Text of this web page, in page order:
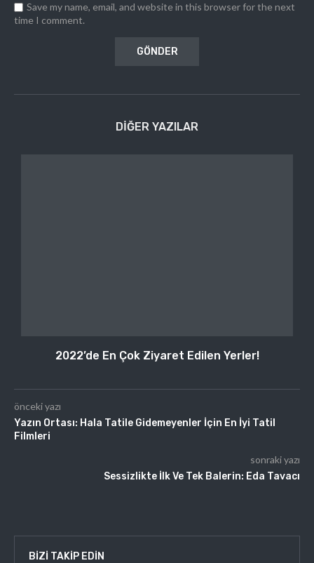
Save my name, email, and website in this browser for the next
time I comment.
DIĞER YAZILAR
2022’de En Çok Ziyaret Edilen Yerler!
önceki yazı
Yazın Ortası: Hala Tatile Gidemeyenler İçin En İyi Tatil
Filmleri
sonraki yazı
Sessizlikte İlk Ve Tek Balerin: Eda Tavacı
BIZI TAKIP EDIN